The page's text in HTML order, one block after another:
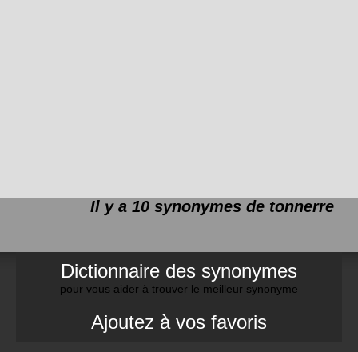
Il y a 10 synonymes de tonnerre
Dictionnaire des synonymes
pour vous aider à trouver le meilleur synonyme
Ajoutez à vos favoris